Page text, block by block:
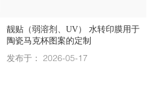
靓贴（弱溶剂、UV） 水转印膜用于
陶瓷马克杯图案的定制
发布于： 2026-05-17